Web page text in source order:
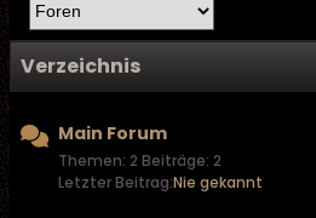
Verzeichnis
Main Forum
Themen: 2 Beiträge: 2
Letzter Beitrag:Nie gekannt